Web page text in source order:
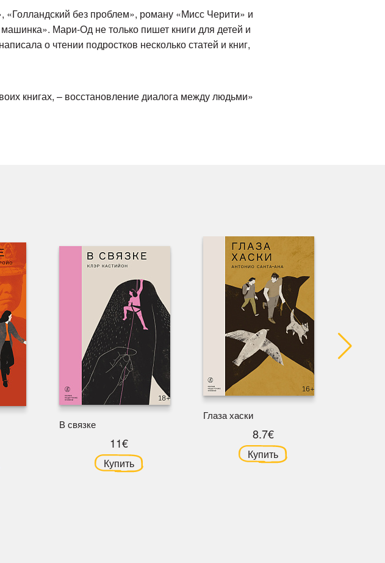
«Голландский без проблем», роману «Мисс Черити» и
Мари-Од не только пишет книги для детей и
о чтении подростков несколько статей и книг,
книгах, – восстановление диалога между людьми»
В связке
11€
Купить
Глаза хаски
8.7€
Купить